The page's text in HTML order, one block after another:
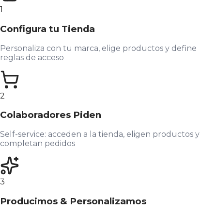
1
Configura tu Tienda
Personaliza con tu marca, elige productos y define
reglas de acceso
2
Colaboradores Piden
Self-service: acceden a la tienda, eligen productos y
completan pedidos
3
Producimos & Personalizamos